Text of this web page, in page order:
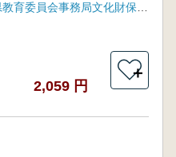
2,059 円
＋